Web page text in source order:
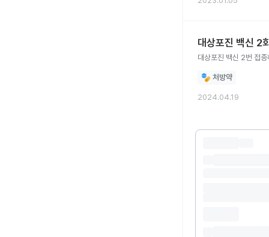
대상포진 백신 2
대상포진 백신 2번 접
처방약
2024.04.19